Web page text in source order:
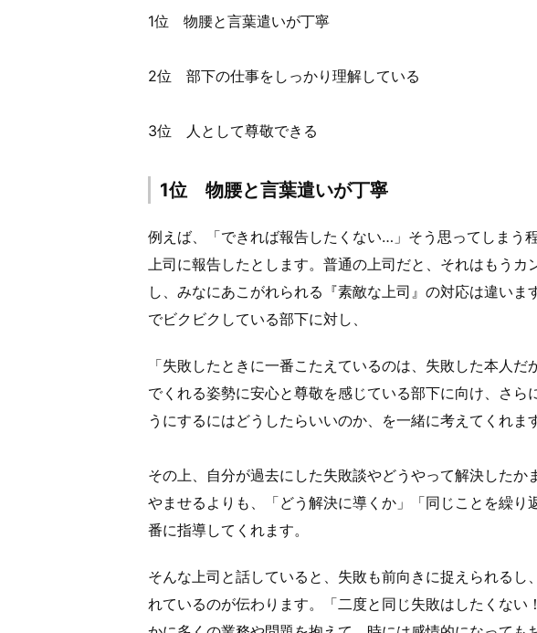
1位 物腰と言葉遣いが丁寧
2位 部下の仕事をしっかり理解している
3位 人として尊敬できる
1位 物腰と言葉遣いが丁寧
例えば、「できれば報告したくない…」そう思ってしまう
上司に報告したとします。普通の上司だと、それはもうカ
し、みなにあこがれられる『素敵な上司』の対応は違いま
でビクビクしている部下に対し、
「失敗したときに一番こたえているのは、失敗した本人
でくれる姿勢に安心と尊敬を感じている部下に向け、さら
うにするにはどうしたらいいのか、を一緒に考えてくれます
その上、自分が過去にした失敗談やどうやって解決したか
やませるよりも、「どう解決に導くか」「同じことを繰り
番に指導してくれます。
そんな上司と話していると、失敗も前向きに捉えられるし
れているのが伝わります。「二度と同じ失敗はしたくない